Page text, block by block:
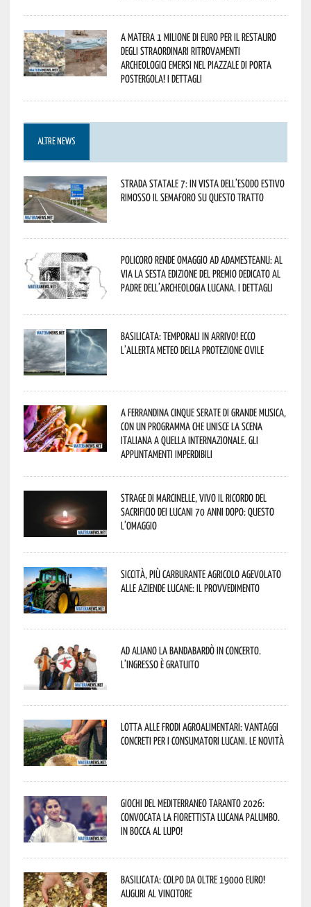
A Matera 1 milione di euro per il restauro
degli straordinari ritrovamenti
archeologici emersi nel piazzale di Porta
Postergola! I dettagli
ALTRE NEWS
Strada statale 7: in vista dell’esodo estivo
rimosso il semaforo su questo tratto
Policoro rende omaggio ad Adamesteanu: al
via la sesta edizione del Premio dedicato al
padre dell’archeologia lucana. I dettagli
Basilicata: temporali in arrivo! Ecco
l’allerta meteo della Protezione civile
A Ferrandina cinque serate di grande musica,
con un programma che unisce la scena
italiana a quella internazionale. Gli
appuntamenti imperdibili
Strage di Marcinelle, vivo il ricordo del
sacrificio dei lucani 70 anni dopo: questo
l’omaggio
Siccità, più carburante agricolo agevolato
alle aziende lucane: il provvedimento
Ad Aliano la Bandabardò in concerto.
L’ingresso è gratuito
Lotta alle frodi agroalimentari: vantaggi
concreti per i consumatori lucani. Le novità
Giochi del Mediterraneo Taranto 2026:
convocata la fiorettista lucana Palumbo.
In bocca al lupo!
Basilicata: colpo da oltre 19000 Euro!
Auguri al vincitore